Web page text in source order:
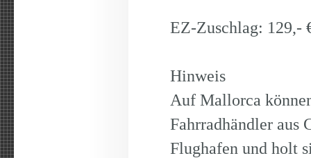
EZ-Zuschlag: 129,-
Hinweis
Auf Mallorca
Fahrradhändler
Flughafen und holt